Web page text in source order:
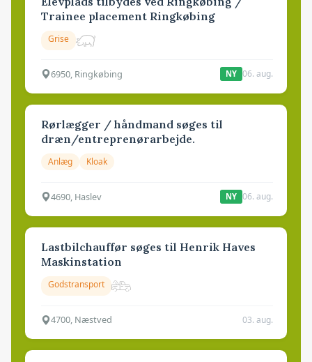
Trainee placement Ringkøbing
Grise
6950, Ringkøbing NY 06. aug.
Rørlægger / håndmand søges til
dræn/entreprenørarbejde.
Anlæg Kloak
4690, Haslev NY 06. aug.
Lastbilchauffør søges til Henrik Haves
Maskinstation
Godstransport
4700, Næstved 03. aug.